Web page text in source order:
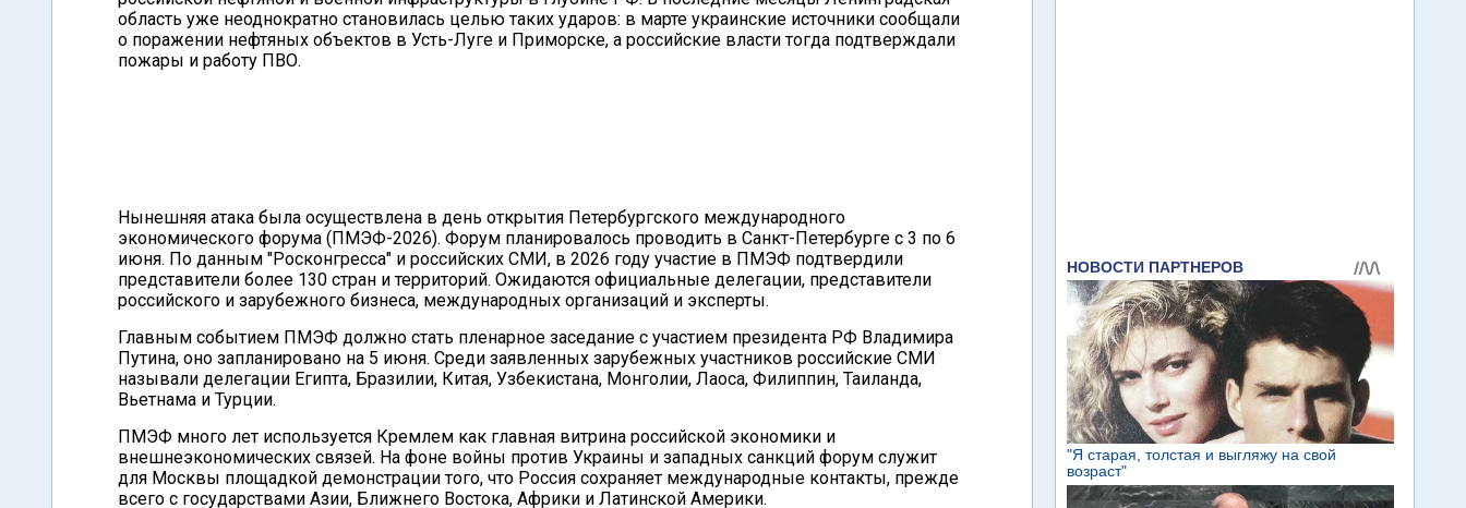
область уже неоднократно становилась целью таких ударов: в марте украинские источники сообщали
о поражении нефтяных объектов в Усть-Луге и Приморске, а российские власти тогда подтверждали
пожары и работу ПВО.
Нынешняя атака была осуществлена в день открытия Петербургского международного
экономического форума (ПМЭФ-2026). Форум планировалось проводить в Санкт-Петербурге с 3 по 6
июня. По данным "Росконгресса" и российских СМИ, в 2026 году участие в ПМЭФ подтвердили
представители более 130 стран и территорий. Ожидаются официальные делегации, представители
российского и зарубежного бизнеса, международных организаций и эксперты.
Главным событием ПМЭФ должно стать пленарное заседание с участием президента РФ Владимира
Путина, оно запланировано на 5 июня. Среди заявленных зарубежных участников российские СМИ
называли делегации Египта, Бразилии, Китая, Узбекистана, Монголии, Лаоса, Филиппин, Таиланда,
Вьетнама и Турции.
ПМЭФ много лет используется Кремлем как главная витрина российской экономики и
внешнеэкономических связей. На фоне войны против Украины и западных санкций форум служит
для Москвы площадкой демонстрации того, что Россия сохраняет международные контакты, прежде
всего с государствами Азии, Ближнего Востока, Африки и Латинской Америки.